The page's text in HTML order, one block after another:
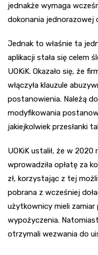
jednakże wymaga
dokonania jednorazowej
Jednak to właśnie ta
aplikacji stała się celem
UOKiK. Okazało się, że
włączyła klauzule
postanowienia. Należą
modyfikowania
jakiejkolwiek przesłanki
UOKiK ustalił, że w
wprowadziła opłatę za
zł, korzystając z tej
pobrana z wcześniej
użytkownicy mieli zamiar
wypożyczenia.
otrzymali wezwania do